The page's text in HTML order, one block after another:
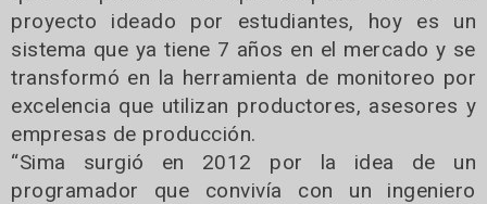
proyecto ideado por estudiantes, hoy es un
sistema que ya tiene 7 años en el mercado y se
transformó en la herramienta de monitoreo por
excelencia que utilizan productores, asesores y
empresas de producción.
“Sima surgió en 2012 por la idea de un
programador que convivía con un ingeniero